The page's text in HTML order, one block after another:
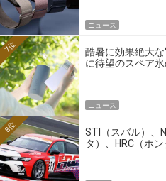
ニュース
酷暑に効果絶大な
に待望のスペア
7位
ニュース
STI（スバル）、
タ）、HRC（ホ
8位